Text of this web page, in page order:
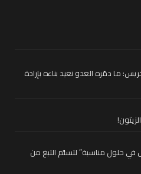
ما دمّره العدو نعيد بناءه بإرادة
حلول مناسبة” لتسلُّم التبغ من